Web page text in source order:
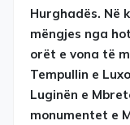
Hurghadës. Në
mëngjes nga
orët e vona të
Tempullin e
Luginën e
monumentet e